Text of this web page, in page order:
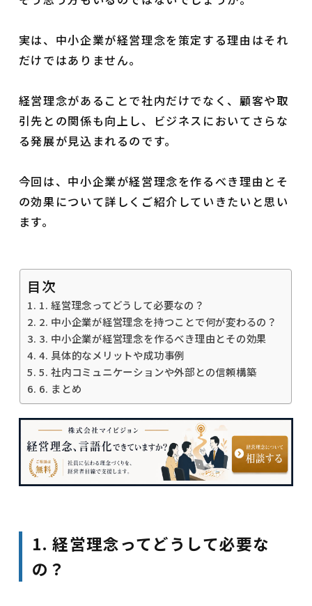
実は、中小企業が経営理念を策定する理由はそれ
だけではありません。
経営理念があることで社内だけでなく、顧客や取
引先との関係も向上し、ビジネスにおいてさらな
る発展が見込まれるのです。
今回は、中小企業が経営理念を作るべき理由とそ
の効果について詳しくご紹介していきたいと思い
ます。
目次
1. 経営理念ってどうして必要なの？
2. 中小企業が経営理念を持つことで何が変わるの？
3. 中小企業が経営理念を作るべき理由とその効果
4. 具体的なメリットや成功事例
5. 社内コミュニケーションや外部との信頼構築
6. まとめ
1. 経営理念ってどうして必要な
の？